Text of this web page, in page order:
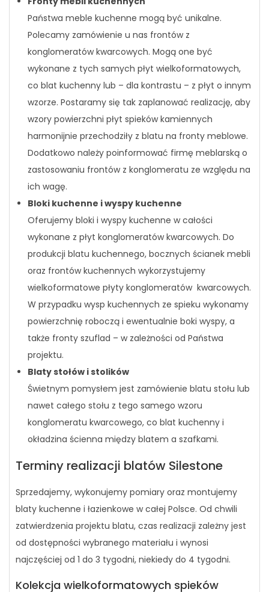
Państwa meble kuchenne mogą być unikalne.
Polecamy zamówienie u nas frontów z
konglomeratów kwarcowych. Mogą one być
wykonane z tych samych płyt wielkoformatowych,
co blat kuchenny lub – dla kontrastu – z płyt o innym
wzorze. Postaramy się tak zaplanować realizację, aby
wzory powierzchni płyt spieków kamiennych
harmonijnie przechodziły z blatu na fronty meblowe.
Dodatkowo należy poinformować firmę meblarską o
zastosowaniu frontów z konglomeratu ze względu na
ich wagę.
Bloki kuchenne i wyspy kuchenne
Oferujemy bloki i wyspy kuchenne w całości
wykonane z płyt konglomeratów kwarcowych. Do
produkcji blatu kuchennego, bocznych ścianek mebli
oraz frontów kuchennych wykorzystujemy
wielkoformatowe płyty konglomeratów kwarcowych.
W przypadku wysp kuchennych ze spieku wykonamy
powierzchnię roboczą i ewentualnie boki wyspy, a
także fronty szuflad – w zależności od Państwa
projektu.
Blaty stołów i stolików
Świetnym pomysłem jest zamówienie blatu stołu lub
nawet całego stołu z tego samego wzoru
konglomeratu kwarcowego, co blat kuchenny i
okładzina ścienna między blatem a szafkami.
Terminy realizacji blatów Silestone
Sprzedajemy, wykonujemy pomiary oraz montujemy
blaty kuchenne i łazienkowe w całej Polsce. Od chwili
zatwierdzenia projektu blatu, czas realizacji zależny jest
od dostępności wybranego materiału i wynosi
najczęściej od 1 do 3 tygodni, niekiedy do 4 tygodni.
Kolekcja wielkoformatowych spieków